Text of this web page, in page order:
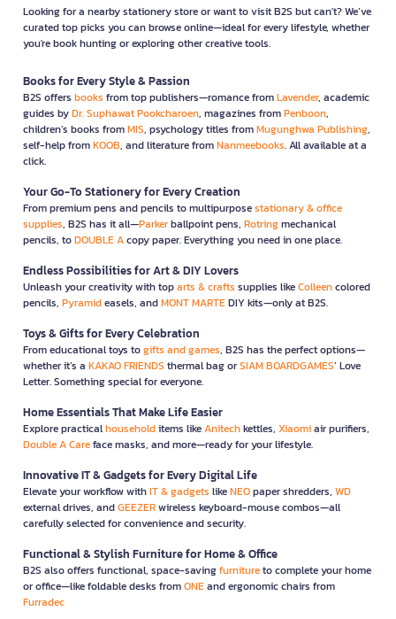
Looking for a nearby stationery store or want to visit B2S but can't? We’ve
curated top picks you can browse online—ideal for every lifestyle, whether
you're book hunting or exploring other creative tools.
Books for Every Style & Passion
B2S offers books from top publishers—romance fromLavender, academic
guides byDr. Suphawat Pookcharoen, magazines fromPenboon,
children’s books fromMIS, psychology titles fromMugunghwa Publishing,
self-help fromKOOB, and literature fromNanmeebooks. All available at a
click.
Your Go-To Stationery for Every Creation
From premium pens and pencils to multipurposestationary & office
supplies, B2S has it all—Parkerballpoint pens, Rotringmechanical
pencils, toDOUBLE Acopy paper. Everything you need in one place.
Endless Possibilities for Art & DIY Lovers
Unleash your creativity with toparts & crafts supplies likeColleencolored
pencils, Pyramideasels, andMONT MARTEDIY kits—only at B2S.
Toys & Gifts for Every Celebration
From educational toys togifts and games, B2S has the perfect options—
whether it’s a KAKAO FRIENDS thermal bag orSIAM BOARDGAMES’ Love
Letter. Something special for everyone.
Home Essentials That Make Life Easier
Explore practicalhouseholditems likeAnitechkettles, Xiaomiair purifiers,
Double A Careface masks, and more—ready for your lifestyle.
Innovative IT & Gadgets for Every Digital Life
Elevate your workflow withIT & gadgets likeNEOpaper shredders, WD
external drives, andGEEZERwireless keyboard-mouse combos—all
carefully selected for convenience and security.
Functional & Stylish Furniture for Home & Office
B2S also offers functional, space-savingfurnitureto complete your home
or office—like foldable desks fromONEand ergonomic chairs from
Furradec